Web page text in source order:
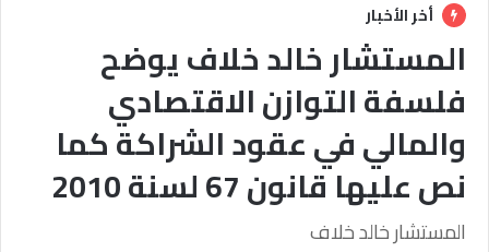
أخر الأخبار
المستشار خالد خلاف يوضح
فلسفة التوازن الاقتصادي
والمالي في عقود الشراكة كما
نص عليها قانون 67 لسنة 2010
المستشار خالد خلاف